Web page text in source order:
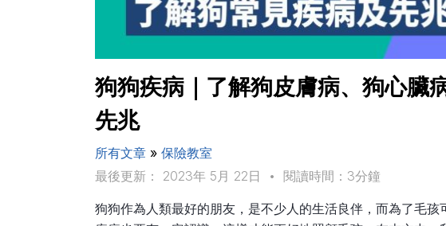
狗狗疾病｜了解狗皮膚病、狗心臟
先兆
所有文章» 保險教室
最後更新： 2023年 5月 22日
• 閱讀時間：3分鐘
狗狗作為人類最好的朋友，是不少人的生活良伴，而為了毛